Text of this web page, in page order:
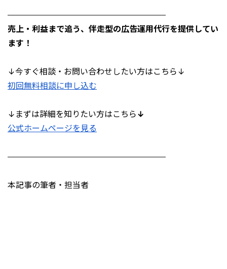
———————————————————–
売上・利益まで追う、伴走型の広告運用代行を提供してい
ます！
↓今すぐ相談・お問い合わせしたい方はこちら↓
初回無料相談に申し込む
↓まずは詳細を知りたい方はこちら ↓
公式ホームページを見る
———————————————————–
本記事の筆者・担当者